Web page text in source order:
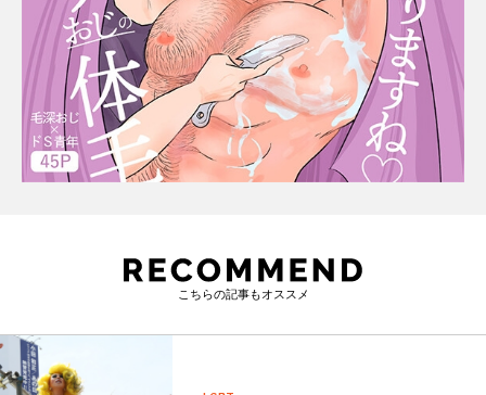
こちらの記事もオススメ